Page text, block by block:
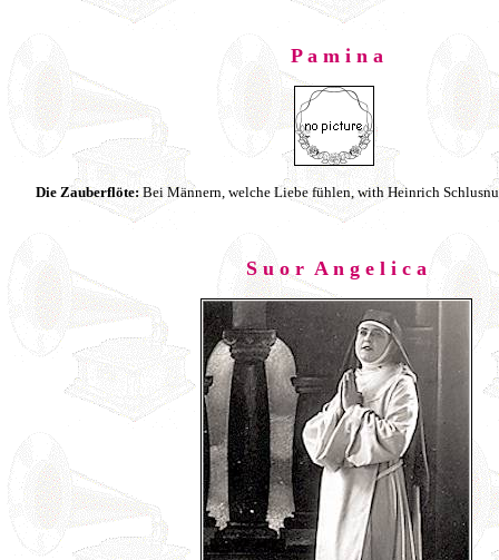
P a m i n a
Die Zauberflöte:Bei Männern, welche Liebe fühlen, with Heinrich
S u o r A n g e l i c a